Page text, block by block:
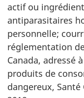
actif ou
antiparasitaires
personnelle;
réglementation
Canada, adressé
produits de
dangereux,